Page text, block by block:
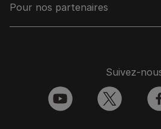
Pour nos partenaires
Suivez-
youtube twitter